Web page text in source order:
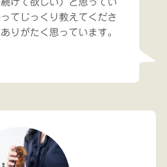
てじっくり教えてくださ
りがたく思っています。